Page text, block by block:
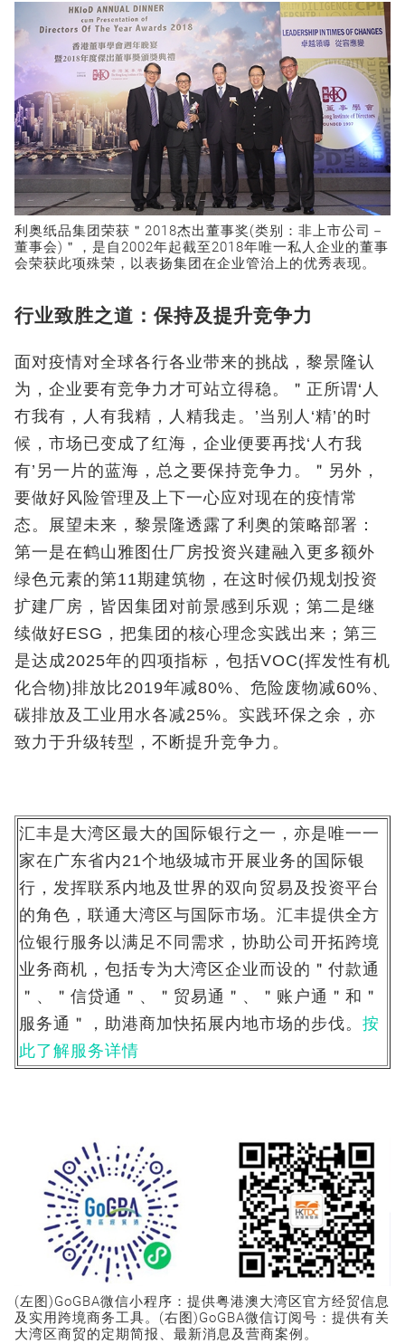
利奥纸品集团荣获＂2018杰出董事奖(类别：非上市公司－
董事会)＂，是自2002年起截至2018年唯一私人企业的董事
会荣获此项殊荣，以表扬集团在企业管治上的优秀表现。
行业致胜之道：保持及提升竞争力
面对疫情对全球各行各业带来的挑战，黎景隆认
为，企业要有竞争力才可站立得稳。＂正所谓‘人
冇我有，人有我精，人精我走。’当别人‘精’的时
候，市场已变成了红海，企业便要再找‘人冇我
有’另一片的蓝海，总之要保持竞争力。＂另外，
要做好风险管理及上下一心应对现在的疫情常
态。展望未来，黎景隆透露了利奥的策略部署：
第一是在鹤山雅图仕厂房投资兴建融入更多额外
绿色元素的第11期建筑物，在这时候仍规划投资
扩建厂房，皆因集团对前景感到乐观；第二是继
续做好ESG，把集团的核心理念实践出来；第三
是达成2025年的四项指标，包括VOC(挥发性有机
化合物)排放比2019年减80%、危险废物减60%、
碳排放及工业用水各减25%。实践环保之余，亦
致力于升级转型，不断提升竞争力。
汇丰是大湾区最大的国际银行之一，亦是唯一一
家在广东省内21个地级城市开展业务的国际银
行，发挥联系内地及世界的双向贸易及投资平台
的角色，联通大湾区与国际市场。汇丰提供全方
位银行服务以满足不同需求，协助公司开拓跨境
业务商机，包括专为大湾区企业而设的＂付款通
＂、＂信贷通＂、＂贸易通＂、＂账户通＂和＂
服务通＂，助港商加快拓展内地市场的步伐。 按
此了解服务详情
(左图)GoGBA微信小程序：提供粤港澳大湾区官方经贸信息
及实用跨境商务工具。(右图)GoGBA微信订阅号：提供有关
大湾区商贸的定期简报、最新消息及营商案例。